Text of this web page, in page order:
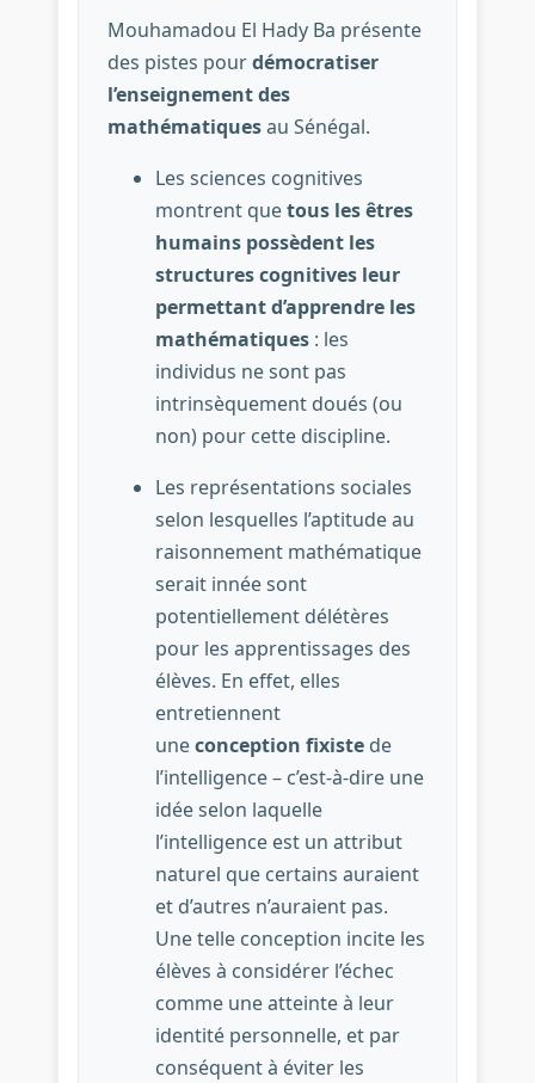
Mouhamadou El Hady Ba présente
des pistes pourdémocratiser
l’enseignement des
mathématiquesau Sénégal.
Les sciences cognitives
montrent quetous les êtres
humains possèdent les
structures cognitives leur
permettant d’apprendre les
mathématiques : les
individus ne sont pas
intrinsèquement doués (ou
non) pour cette discipline.
Les représentations sociales
selon lesquelles l’aptitude au
raisonnement mathématique
serait innée sont
potentiellement délétères
pour les apprentissages des
élèves. En effet, elles
entretiennent
uneconception fixistede
l’intelligence – c’est-à-dire une
idée selon laquelle
l’intelligence est un attribut
naturel que certains auraient
et d’autres n’auraient pas.
Une telle conception incite les
élèves à considérer l’échec
comme une atteinte à leur
identité personnelle, et par
conséquent à éviter les